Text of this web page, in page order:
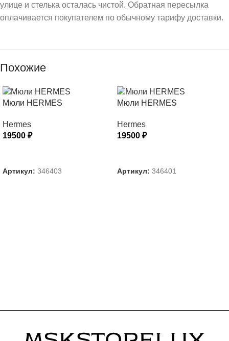
улице и стелька осталась чистой. Обратная пересылка
оплачивается покупателем по обычному тарифу доставки.
Похожие
Мюли HERMES
Hermes
19500 ₽
Артикул: 346403
Мюли HERMES
Hermes
19500 ₽
Артикул: 346401